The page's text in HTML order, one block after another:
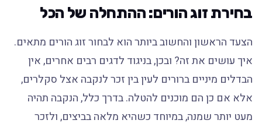
בחירת זוג הורים: ההתחלה של הכל
הצעד הראשון והחשוב ביותר הוא לבחור זוג הורים מתאים.
איך עושים את זה? ובכן, בניגוד לדגים רבים אחרים, אין
הבדלים מיניים ברורים לעין בין זכר לנקבה אצל סקלרים,
אלא אם כן הם מוכנים להטלה. בדרך כלל, הנקבה תהיה
מעט יותר שמנה, במיוחד כשהיא מלאה בביצים, ולזכר